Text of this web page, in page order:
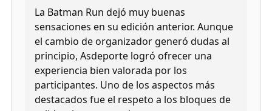
La Batman Run dejó muy buenas
sensaciones en su edición anterior. Aunque
el cambio de organizador generó dudas al
principio, Asdeporte logró ofrecer una
experiencia bien valorada por los
participantes. Uno de los aspectos más
destacados fue el respeto a los bloques de